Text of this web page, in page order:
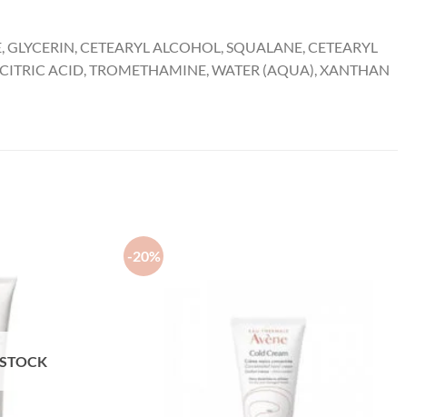
CETEARYL ALCOHOL, SQUALANE, CETEARYL
ACID, TROMETHAMINE, WATER (AQUA), XANTHAN
-20%